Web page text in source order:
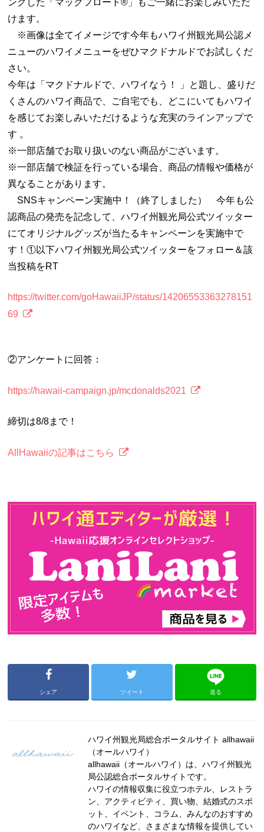
けます。
※画像は全てイメージです今年もハワイ州観光局公認メ
ニューのハワイメニューをぜひマクドナルドでお試しくだ
さい。
今年は「マクドナルドで、ハワイなう！ 」と題し、盛りだ
くさんのハワイ商品で、ご自宅でも、どこにいてもハワイ
を感じてお楽しみいただけるような充実のラインアップで
す 。
※一部店舗でお取り扱いのない商品がございます。
※一部店舗で検証を行っている場合、商品の情報や価格が
異なることがあります。
SNSキャンペーン実施中！（終了しました） 今年も公
認商品の発売を記念して、ハワイ州観光局公式ツイッター
にてオリジナルグッズが当たるキャンペーンを実施中で
す！①以下ハワイ州観光局公式ツイッターをフォロー＆該
当投稿をRT
https://twitter.com/goHawaiiJP/status/14206553363278151
69
②アンケートに回答：
https://hawaii-campaign.jp/mcdonalds2021
締切は8/8まで！
AllHawaiiの記事はこちら
シェア ツイート 送る
ハワイ州観光局総合ポータルサイト allhawaii
（オールハワイ）
allhawaii（オールハワイ）は、ハワイ州観光
局公認総合ポータルサイトです。
ハワイの情報収集に役立つホテル、レストラ
ン、アクティビティ、買い物、結婚式のスポ
ット、イベント、コラム、みんなのおすすめ
のハワイなど、さまざまな情報を提供してい